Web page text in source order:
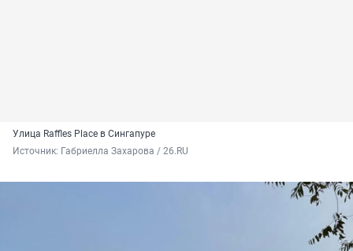
Улица Raffles Place в Сингапуре
Источник: Габриелла Захарова / 26.RU